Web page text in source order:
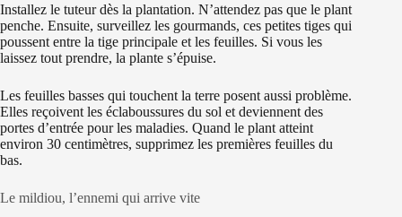
Installez le tuteur dès la plantation. N’attendez pas que le plant
penche. Ensuite, surveillez les gourmands, ces petites tiges qui
poussent entre la tige principale et les feuilles. Si vous les
laissez tout prendre, la plante s’épuise.
Les feuilles basses qui touchent la terre posent aussi problème.
Elles reçoivent les éclaboussures du sol et deviennent des
portes d’entrée pour les maladies. Quand le plant atteint
environ 30 centimètres, supprimez les premières feuilles du
bas.
Le mildiou, l’ennemi qui arrive vite